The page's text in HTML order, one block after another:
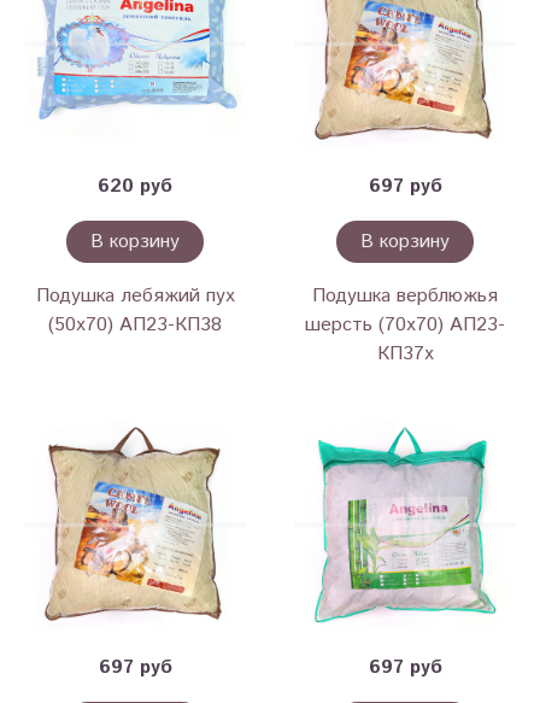
620 руб
В корзину
Подушка лебяжий пух
(50х70) АП23-КП38
697 руб
В корзину
Подушка верблюжья
шерсть (70х70) АП23-
КП37х
697 руб
697 руб